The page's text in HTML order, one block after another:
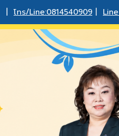
โทร/Line:0814540909